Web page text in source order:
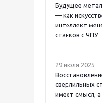
Будущее
— как
интеллект
станков с ЧПУ
29 июля 2025
сверлильных
имеет смысл, а